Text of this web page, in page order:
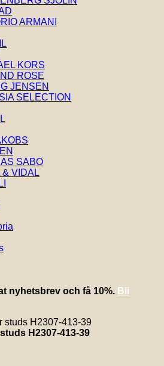
ARMANI
KORS
ROSE
JENSEN
SELECTION
SABO
& VIDAL
nyhetsbrev och få 10%. Bli
H2307-413-39